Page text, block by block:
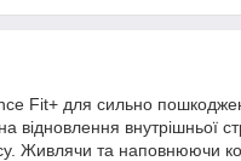
Fit+ для сильно
відновлення внутрішньої
Живлячи та наповнюючи